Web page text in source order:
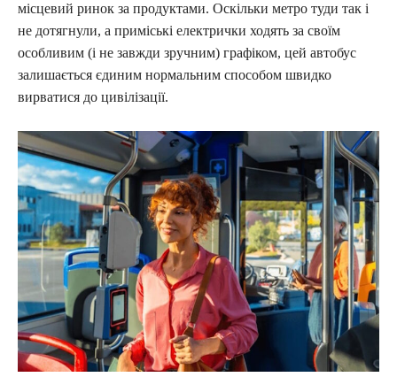
місцевий ринок за продуктами. Оскільки метро туди так і
не дотягнули, а приміські електрички ходять за своїм
особливим (і не завжди зручним) графіком, цей автобус
залишається єдиним нормальним способом швидко
вирватися до цивілізації.